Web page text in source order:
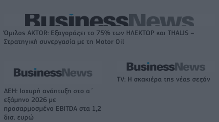
Όμιλος AKTOR: Εξαγοράζει το 75% των ΗΛΕΚΤΩΡ και THALIS –
Στρατηγική συνεργασία με τη Motor Oil
ΔΕΗ: Ισχυρή ανάπτυξη στο α΄
εξάμηνο 2026 με
προσαρμοσμένο EBITDA στα 1,2
δισ. ευρώ
TV: Η σκακιέρα της νέας σεζόν